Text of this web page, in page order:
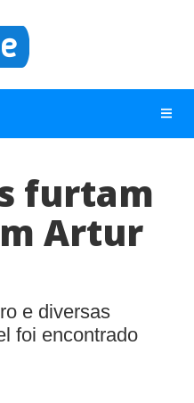
furtam
Artur
e diversas
foi encontrado